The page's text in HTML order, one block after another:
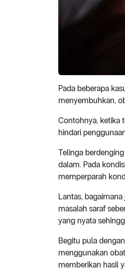
Pada beberapa
menyembuhkan,
Contohnya, ketika
hindari
Telinga
dalam. Pada
memperparah
Lantas,
masalah saraf
yang nyata
Begitu pula
menggunakan
memberikan hasil